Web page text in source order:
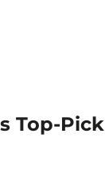
Top-